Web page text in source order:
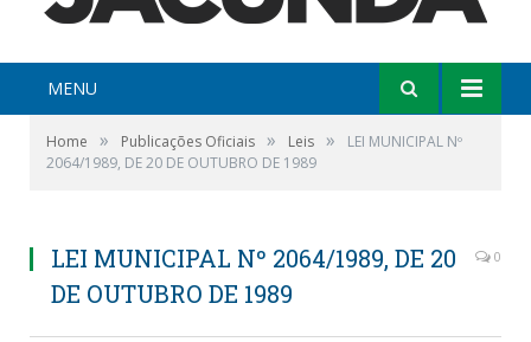
MENU
Home » Publicações Oficiais » Leis »
LEI MUNICIPAL Nº
2064/1989, DE 20 DE OUTUBRO DE 1989
LEI MUNICIPAL Nº 2064/1989, DE 20
DE OUTUBRO DE 1989
0